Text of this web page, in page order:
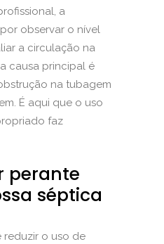
a
observar o nível
a circulação na
causa principal é
na tubagem
É aqui que o uso
faz
perante
séptica
reduzir o uso de